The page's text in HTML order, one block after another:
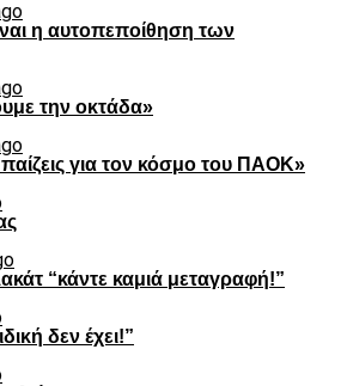
η αυτοπεποίθηση των
την οκτάδα»
για τον κόσμο του ΠΑΟΚ»
“κάντε καμιά μεταγραφή!”
δεν έχει!”